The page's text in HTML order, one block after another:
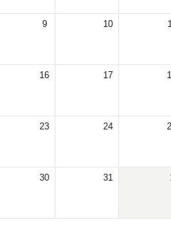
9 10
16 17
23 24
30 31